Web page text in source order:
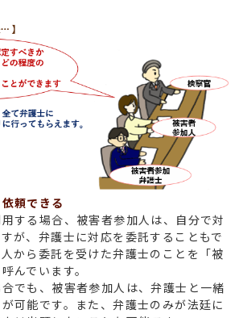
頼できる
する場合、被害者参加人は、自分で対
が、弁護士に対応を委託することもで
から委託を受けた弁護士のことを「被
んでいます。
でも、被害者参加人は、弁護士と一緒
可能です。また、弁護士のみが法廷に